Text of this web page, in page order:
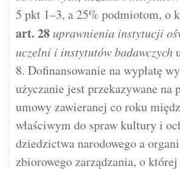
5 pkt 1–3, a 25% podmiotom, o
art. 28 uprawnienia instytucji
uczelni i instytutów badawczych
8. Dofinansowanie na wypłatę
użyczanie jest przekazywane na
umowy zawieranej co roku
właściwym do spraw kultury i
dziedzictwa narodowego a
zbiorowego zarządzania, o